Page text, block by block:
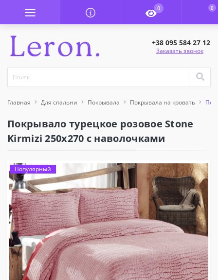
0 0
+38 095 584 27 12
Заказать звонок
Главная Для спальни Покрывала Покрывала на кровать
Покрывало турецкое розовое Stone
Kirmizi 250x270 с наволочками
Популярный